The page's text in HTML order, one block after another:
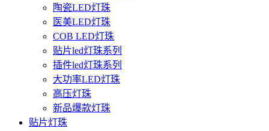
陶瓷LED灯珠
医美LED灯珠
COB LED灯珠
贴片led灯珠系列
插件led灯珠系列
大功率LED灯珠
高压灯珠
新品爆款灯珠
贴片灯珠